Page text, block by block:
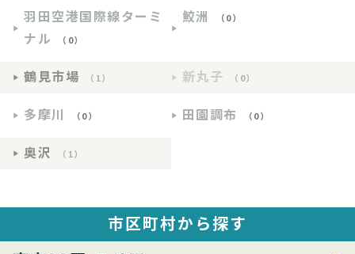
羽田空港国際線ターミ
ナル
（0）
鮫洲 （0）
鶴見市場 （1） 新丸子 （0）
多摩川 （0） 田園調布 （0）
奥沢 （1）
市区町村から探す